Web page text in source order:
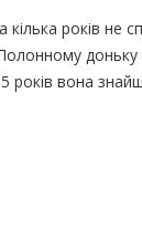
кілька років не
доньку
років вона